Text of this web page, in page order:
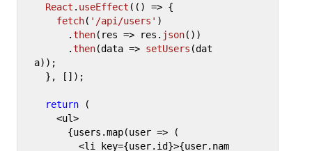
React . useEffect ( () => {
fetch( '/api/users' )
      .
then( res => res. json())
      .
then(data => setUsers (dat
a));
return (